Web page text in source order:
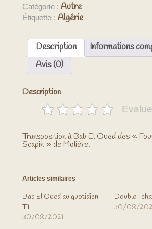
Catégorie : Autre
Étiquette : Algérie
Description
Informations
Avis (0)
Description
Transposition à Bab El Oued des «
Scapin » de Molière.
Articles similaires
Bab El Oued au quotidien
T1
30/08/2021
Double
30/08/